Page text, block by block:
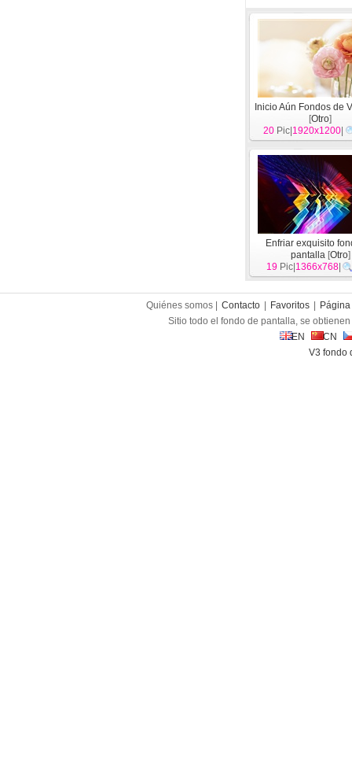
Inicio Aún Fondos de
[Otro]
20 Pic| 1920x1200
Enfriar exquisito
pantalla [Otro]
19 Pic| 1366x768
Quiénes somos | Contacto Favoritos
Sitio todo el fondo de pantalla, se
EN
CN
V3 fondo